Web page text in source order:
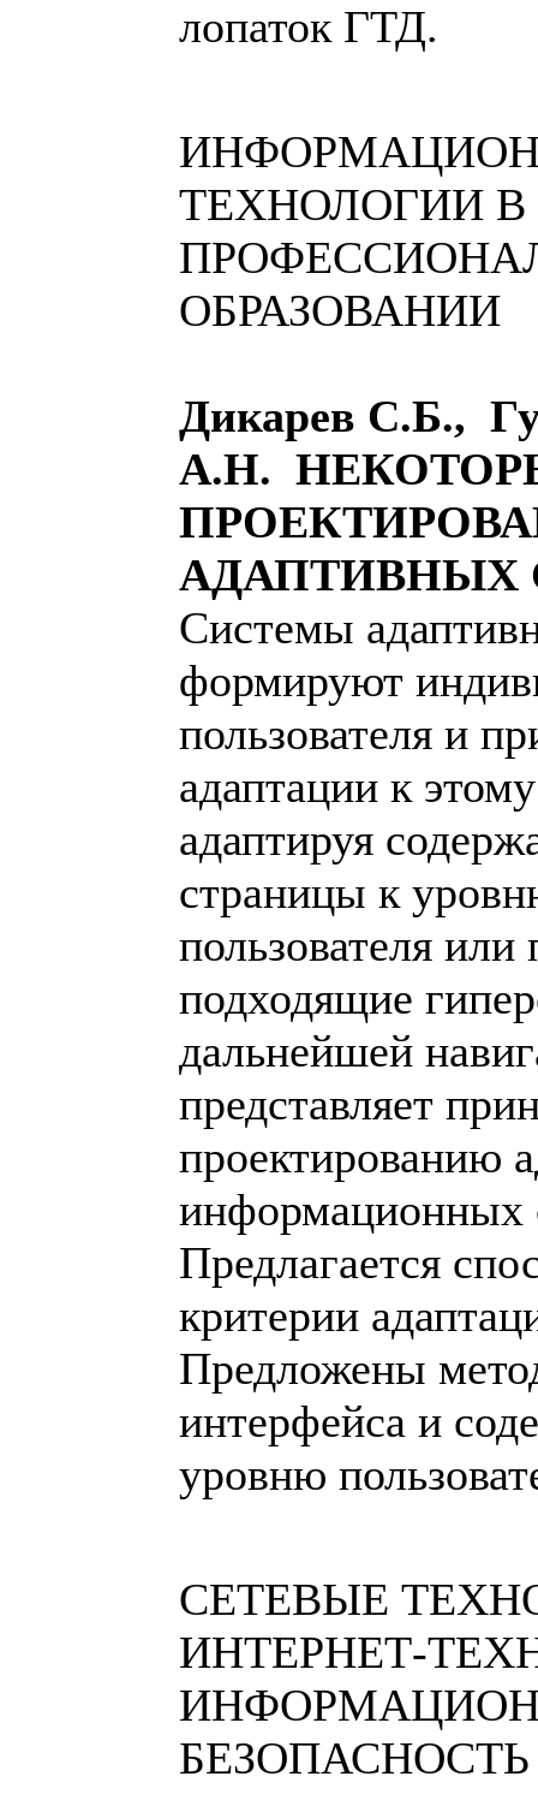
лопаток ГТД.
ТЕХНОЛОГИИ
ОБРАЗОВАНИИ
Дикарев С.Б.,
А.Н.
АДАПТИВНЫХ
Системы
формируют
пользователя и
адаптации к
адаптируя
страницы к
пользователя или
подходящие
дальнейшей
представляет
проектированию
информационных
Предлагается
критерии
Предложены
интерфейса и
уровню
СЕТЕВЫЕ
ИНТЕРНЕТ-
БЕЗОПАСНОСТЬ